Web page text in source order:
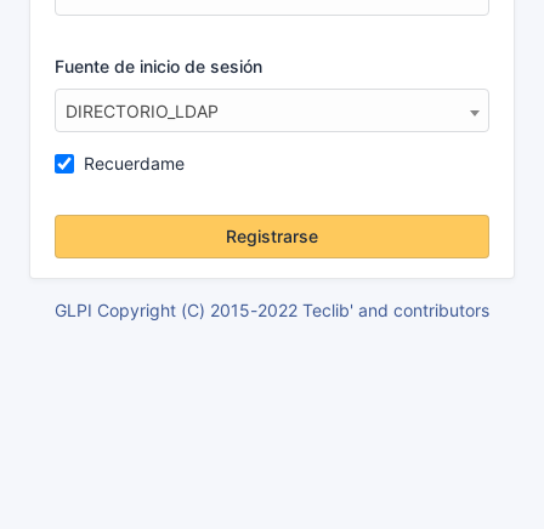
Fuente de inicio de sesión
DIRECTORIO_LDAP
Recuerdame
Registrarse
GLPI Copyright (C) 2015-2022 Teclib' and contributors